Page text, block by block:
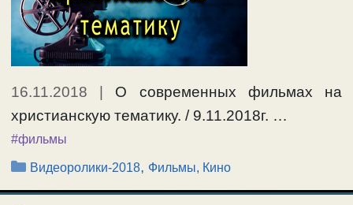
16.11.2018
О современных фильмах на
христианскую тематику. / 9.11.2018г. …
#фильмы
Рубрики
Видеоролики-2018, Фильмы, Кино